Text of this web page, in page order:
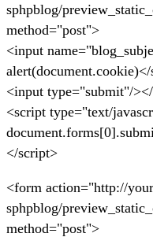
sphpblog/
method="post">
<input
<input type="submit"/
<script type="text/
</script>
<form action="http://
sphpblog/
method="post">